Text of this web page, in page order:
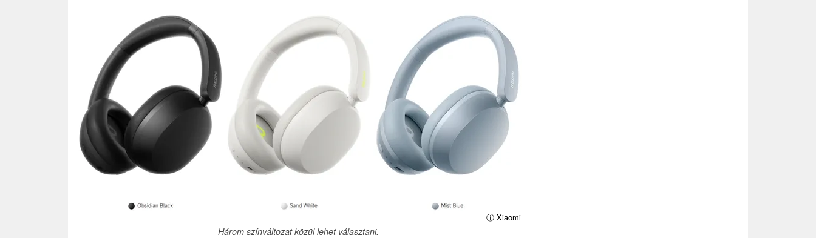
ⓘ Xiaomi
Három színváltozat közül lehet választani.